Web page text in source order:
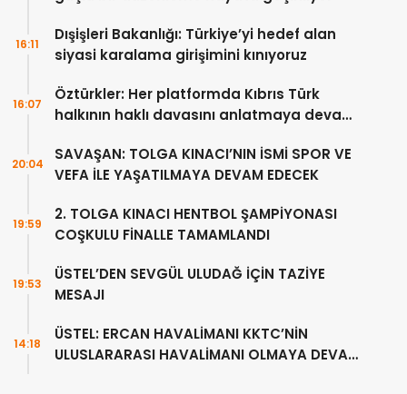
Dışişleri Bakanlığı: Türkiye’yi hedef alan
siyasi karalama girişimini kınıyoruz
16:11
Öztürkler: Her platformda Kıbrıs Türk
halkının haklı davasını anlatmaya devam
16:07
SAVAŞAN: TOLGA KINACI’NIN İSMİ SPOR VE
VEFA İLE YAŞATILMAYA DEVAM EDECEK
20:04
2. TOLGA KINACI HENTBOL ŞAMPİYONASI
COŞKULU FİNALLE TAMAMLANDI
19:59
ÜSTEL’DEN SEVGÜL ULUDAĞ İÇİN TAZİYE
MESAJI
19:53
ÜSTEL: ERCAN HAVALİMANI KKTC’NİN
ULUSLARARASI HAVALİMANI OLMAYA DEVAM
14:18